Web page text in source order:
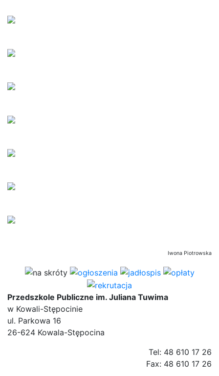
Iwona Piotrowska
Przedszkole Publiczne im. Juliana Tuwima
w Kowali-Stępocinie
ul. Parkowa 16
26-624 Kowala-Stępocina
Tel: 48 610 17 26
Fax: 48 610 17 26